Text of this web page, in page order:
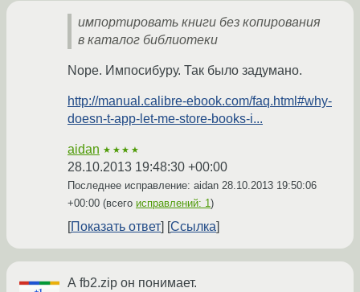
импортировать книги без копирования
в каталог библиотеки
Nope. Импосибуру. Так было задумано.
http://manual.calibre-ebook.com/faq.html#why-
doesn-t-app-let-me-store-books-i...
aidan ★★★★
28.10.2013 19:48:30 +00:00
Последнее исправление: aidan 28.10.2013 19:50:06
+00:00 (всего исправлений: 1)
Показать ответ Ссылка
А fb2.zip он понимает.